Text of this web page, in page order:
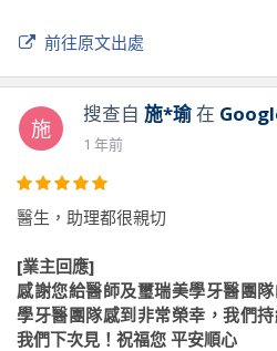
前往原文出處
施
搜查自 施*瑜在
1 年前
醫生，助理都很親切
[業主回應]
感謝您給醫師及璽瑞美學牙醫團
學牙醫團隊感到非常榮幸，我們
我們下次見！祝福您 平安順心